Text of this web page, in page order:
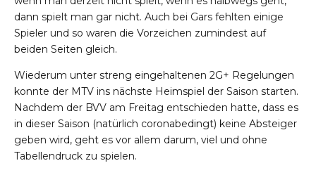
dann spielt man gar nicht. Auch bei Gars fehlten einige
Spieler und so waren die Vorzeichen zumindest auf
beiden Seiten gleich.
Wiederum unter streng eingehaltenen 2G+ Regelungen
konnte der MTV ins nächste Heimspiel der Saison starten.
Nachdem der BVV am Freitag entschieden hatte, dass es
in dieser Saison (natürlich coronabedingt) keine Absteiger
geben wird, geht es vor allem darum, viel und ohne
Tabellendruck zu spielen.